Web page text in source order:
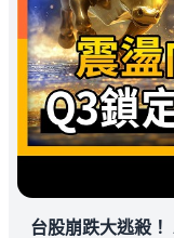
台股崩跌大逃殺